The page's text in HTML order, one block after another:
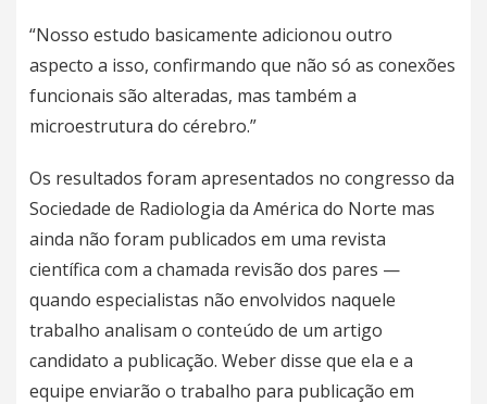
“Nosso estudo basicamente adicionou outro
aspecto a isso, confirmando que não só as conexões
funcionais são alteradas, mas também a
microestrutura do cérebro.”
Os resultados foram apresentados no congresso da
Sociedade de Radiologia da América do Norte mas
ainda não foram publicados em uma revista
científica com a chamada revisão dos pares —
quando especialistas não envolvidos naquele
trabalho analisam o conteúdo de um artigo
candidato a publicação. Weber disse que ela e a
equipe enviarão o trabalho para publicação em